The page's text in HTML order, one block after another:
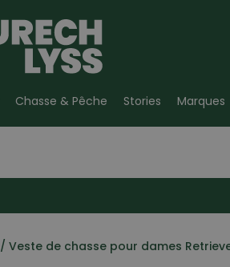
Chasse & Pêche Stories Marques
/ Veste de chasse pour dames